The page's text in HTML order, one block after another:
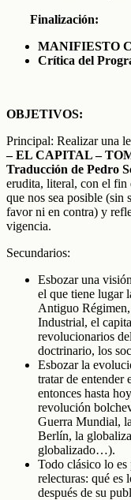
Finalización:
MANIFIESTO
Crítica del
OBJETIVOS:
Principal: Realizar una
–EL CAPITAL –
Traducción de Pedro
erudita, literal, con el fin
que nos sea posible
favor ni en contra) y
vigencia.
Secundarios:
Esbozar una
el que tiene lugar
Antiguo
Industrial, el
revolucionarios
doctrinario, los
Esbozar la
tratar de entender
entonces hasta
revolución
Guerra Mundial,
Berlín, la
globalizado…).
Todo clásico lo
relecturas: qué es
después de su